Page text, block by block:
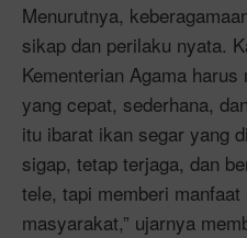
Menurutnya,
sikap dan perilaku nyata.
Kementerian Agama
yang cepat, sederhana,
itu ibarat ikan segar yang
sigap, tetap terjaga, dan
tele, tapi memberi
masyarakat,” ujarnya